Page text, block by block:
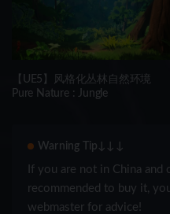
【UE5】风格化丛林自然环境
Pure Nature : Jungle
Warning Tip↓↓↓
If you are not in China and
recommended to buy it,
webmaster for advice!